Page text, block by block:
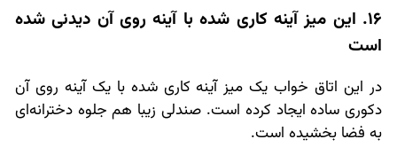
16. این میز آینه کاری شده با آینه روی آن دیدنی شده
است
در این اتاق خواب یک میز آینه کاری شده با یک آینه روی آن
دکوری ساده ایجاد کرده است. صندلی زیبا هم جلوه دخترانه‌ای
به فضا بخشیده است.